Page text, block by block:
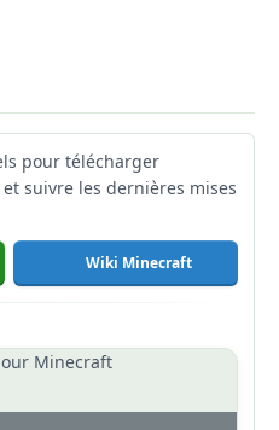
pour télécharger
suivre les dernières mises
Wiki Minecraft